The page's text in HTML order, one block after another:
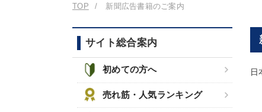
TOP 新聞広告書籍のご案内
サイト総合案内
初めての方へ
売れ筋・人気ランキング
日